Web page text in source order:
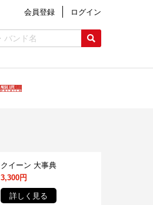
会員登録 ログイン
クイーン 大事典
3,300円
詳しく見る